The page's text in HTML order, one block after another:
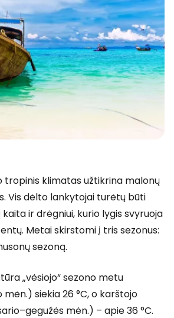
tropinis klimatas užtikrina malonų
Vis dėlto lankytojai turėtų būti
ir drėgniui, kurio lygis svyruoja
Metai skirstomi į tris sezonus:
sezoną.
„vėsiojo“ sezono metu
siekia 26 °C, o karštojo
mėn.) – apie 36 °C.